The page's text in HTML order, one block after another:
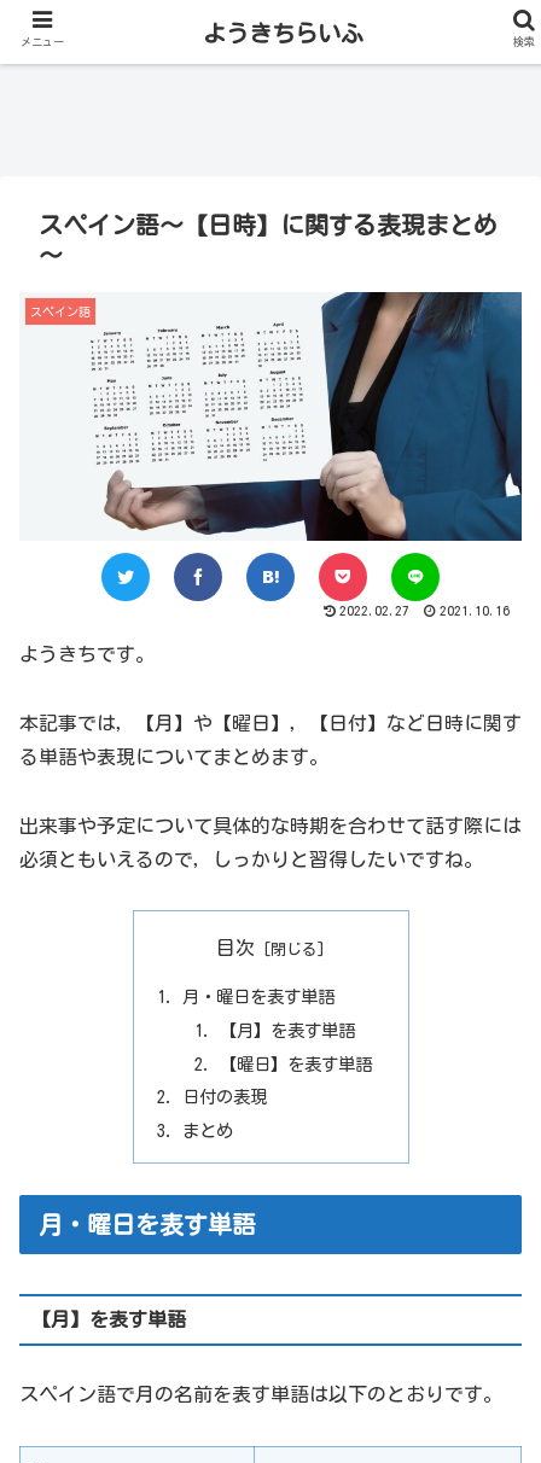
スペイン語～【日時】に関する表現まとめ
～
スペイン語
2022.02.27 2021.10.16
ようきちです。
本記事では，【月】や【曜日】，【日付】など日時に関す
る単語や表現についてまとめます。
出来事や予定について具体的な時期を合わせて話す際には
必須ともいえるので，しっかりと習得したいですね。
目次
月・曜日を表す単語
【月】を表す単語
【曜日】を表す単語
日付の表現
まとめ
月・曜日を表す単語
【月】を表す単語
スペイン語で月の名前を表す単語は以下のとおりです。
メニュー ようきちらいふ 検索